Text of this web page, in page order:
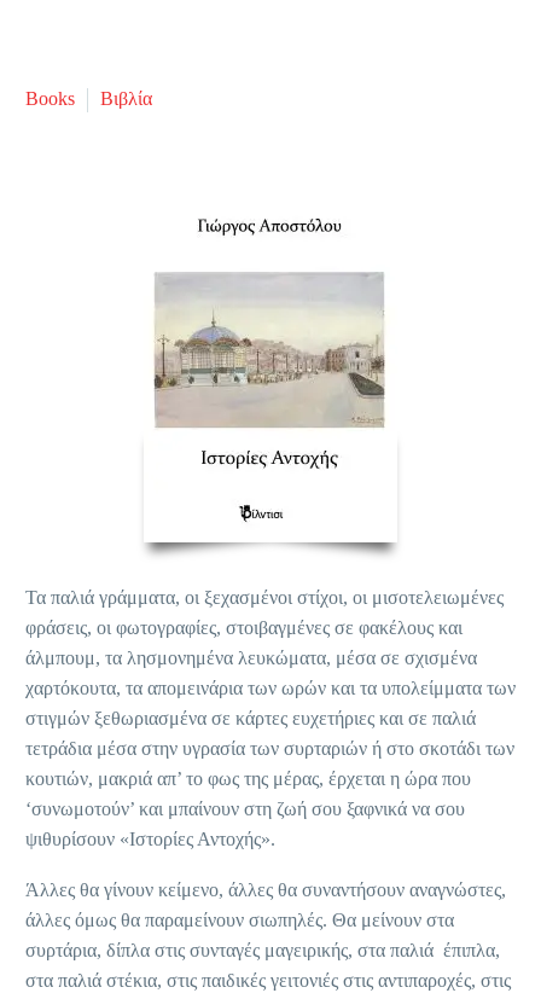
Books Βιβλία
Τα παλιά γράμματα, οι ξεχασμένοι στίχοι, οι μισοτελειωμένες
φράσεις, οι φωτογραφίες, στοιβαγμένες σε φακέλους και
άλμπουμ, τα λησμονημένα λευκώματα, μέσα σε σχισμένα
χαρτόκουτα, τα απομεινάρια των ωρών και τα υπολείμματα των
στιγμών ξεθωριασμένα σε κάρτες ευχετήριες και σε παλιά
τετράδια μέσα στην υγρασία των συρταριών ή στο σκοτάδι των
κουτιών, μακριά απ’ το φως της μέρας, έρχεται η ώρα που
‘συνωμοτούν’ και μπαίνουν στη ζωή σου ξαφνικά να σου
ψιθυρίσουν «Ιστορίες Αντοχής».
Άλλες θα γίνουν κείμενο, άλλες θα συναντήσουν αναγνώστες,
άλλες όμως θα παραμείνουν σιωπηλές. Θα μείνουν στα
συρτάρια, δίπλα στις συνταγές μαγειρικής, στα παλιά έπιπλα,
στα παλιά στέκια, στις παιδικές γειτονιές στις αντιπαροχές, στις